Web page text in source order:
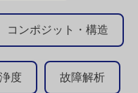
コンポジット・構造
度 故障解析